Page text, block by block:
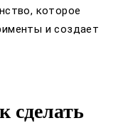
которое
и создает
сделать